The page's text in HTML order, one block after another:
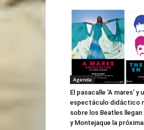
Agenda
El pasacalle ‘A mares’ y
espectáculo didáctico
sobre los Beatles llegan
y Montejaque la